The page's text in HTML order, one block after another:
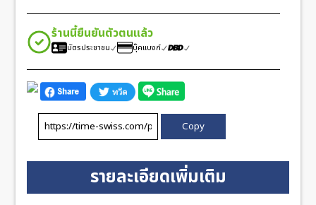
ร้านนี้ยืนยันตัวตนแล้ว
บัตรประชาชน บุ๊คแบงก์
Copy
รายละเอียดเพิ่มเติม